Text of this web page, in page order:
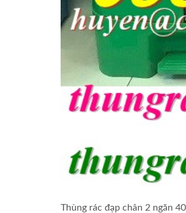
Thùng rác đạp chân 2 ngăn